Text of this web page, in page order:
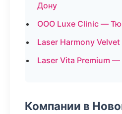
Дону
ООО Luxe Clinic —
Laser Harmony
Laser Vita Premium —
Компании в